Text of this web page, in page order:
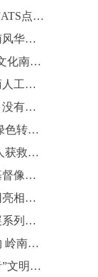
他把海砂炼成“清水”——伍耀辉与ATS点砂成金的印尼制造传奇
广东文化代表团启程赴巴新，岭南风华绽放南太平洋
“2026魅力中国（广东）——岭南文化南太行”启动仪式在巴布亚新几内亚举行——五十年友谊添华彩，岭南风韵暖南太
中方：将在联合国平台同各方共商人工智能全球治理
谢锋：中美只有对话合作的责任，没有冲突对抗的理由
博鳌亚洲论坛珀斯会议举行 聚焦绿色转型与区域合作
一艘越南船舶在南海遇险沉没 37人获救仍有25人失联
（东西问）朗多夫斯基创作里约基督像与南京中山像：万里同塑 百年回响
岭南文化南太行！广东民间艺术团亮相巴布亚新几内亚
广东代表团在巴布亚新几内亚开展系列交流活动
醒狮、英歌和现代舞亮相美国纽约 岭南文化“组团出海”再跃升
跨越山海 共话知音——“对话·知音”文明对话国际日希腊主题活动精彩亮相Common Grounds多元文化节